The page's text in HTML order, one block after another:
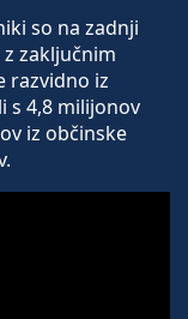
so na zadnji
zaključnim
razvidno iz
s 4,8 milijonov
iz občinske